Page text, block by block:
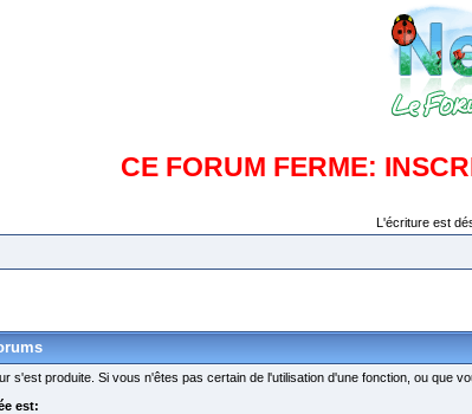
CE FORUM FERME:
L'écriture est
s'est produite. Si vous n'êtes pas certain de l'utilisation d'une fonction, ou que
est: